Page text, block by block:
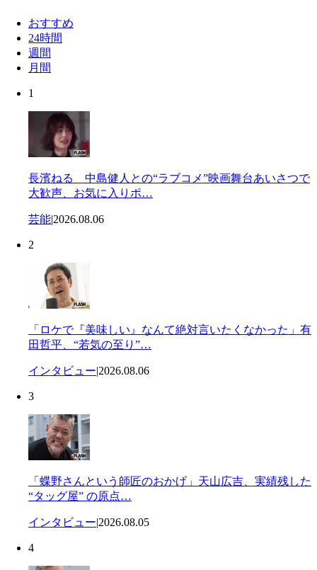
おすすめ
24時間
週間
月間
1
長濱ねる 中島健人との“ラブコメ”映画舞台あいさつで
大歓声、お気に入りポ…
芸能|2026.08.06
2
「ロケで『美味しい』なんて絶対言いたくなかった」有
田哲平、“若気の至り”…
インタビュー|2026.08.06
3
「蝶野さんという師匠のおかげ」天山広吉、実績残した
“タッグ屋” の原点…
インタビュー|2026.08.05
4